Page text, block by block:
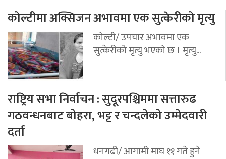
कोल्टीमा अक्सिजन अभावमा एक सुत्केरीको मृत्यु
कोल्टी/ उपचार अभावमा एक
सुत्केरीको मृत्यु भएको छ । मृत्यु...
राष्ट्रिय सभा निर्वाचन : सुदूरपश्चिममा सत्तारुढ
गठवन्धनबाट बोहरा, भट्ट र चन्दलेको उम्मेदवारी
दर्ता
धनगढी/ आगामी माघ ११ गते हुने